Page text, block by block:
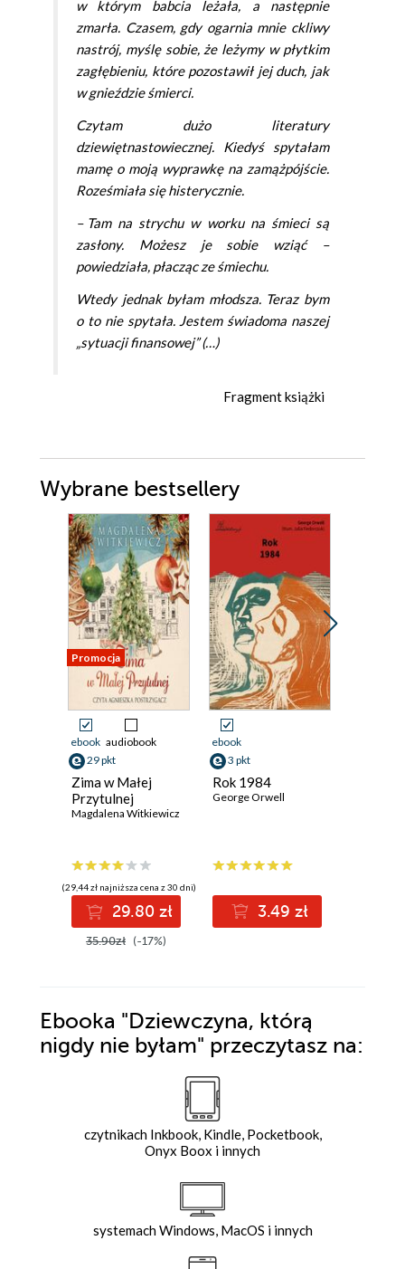
w którym babcia leżała, a następnie
zmarła. Czasem, gdy ogarnia mnie ckliwy
nastrój, myślę sobie, że leżymy w płytkim
zagłębieniu, które pozostawił jej duch, jak
w gnieździe śmierci.
Czytam dużo literatury
dziewiętnastowiecznej. Kiedyś spytałam
mamę o moją wyprawkę na zamążpójście.
Roześmiała się histerycznie.
– Tam na strychu w worku na śmieci są
zasłony. Możesz je sobie wziąć –
powiedziała, płacząc ze śmiechu.
Wtedy jednak byłam młodsza. Teraz bym
o to nie spytała. Jestem świadoma naszej
„sytuacji finansowej” (…)
Fragment książki
Wybrane bestsellery
Promocja
ebook audiobook
29 pkt
Zima w Małej
Przytulnej
Magdalena Witkiewicz
(29,44 zł najniższa cena z 30 dni)
29.80 zł
35.90zł (-17%)
ebook
3 pkt
Rok 1984
George Orwell
3.49 zł
Ebooka "Dziewczyna, którą
nigdy nie byłam" przeczytasz na:
czytnikach Inkbook, Kindle, Pocketbook,
Onyx Boox i innych
systemach Windows, MacOS i innych